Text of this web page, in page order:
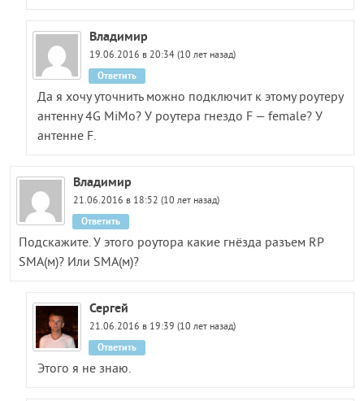
Владимир
19.06.2016 в 20:34 (10 лет назад)
Да я хочу уточнить можно подключит к этому роутеру
антенну 4G MiMo? У роутера гнездо F — female? У
антенне F.
Ответить
Владимир
21.06.2016 в 18:52 (10 лет назад)
Подскажите. У этого роутора какие гнёзда разъем RP
SMA(м)? Или SMA(м)?
Ответить
Сергей
21.06.2016 в 19:39 (10 лет назад)
Этого я не знаю.
Ответить